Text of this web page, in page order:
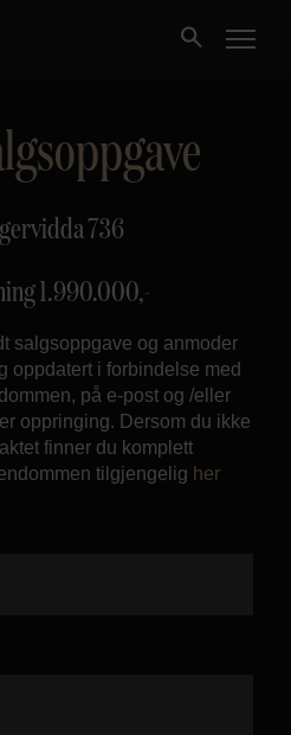
736
1.990.000,-
salgsoppgave og anmoder
oppdatert i forbindelse med
på e-post og /eller
oppringing. Dersom du ikke
finner du komplett
tilgjengelig her